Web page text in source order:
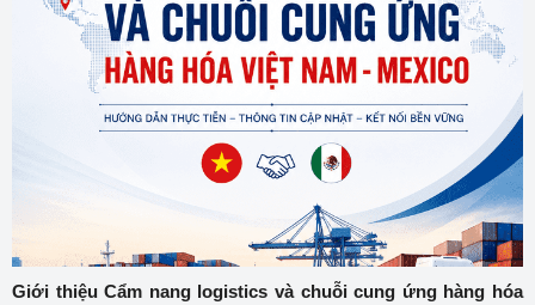
Giới thiệu Cẩm nang logistics và chuỗi cung ứng hàng hóa